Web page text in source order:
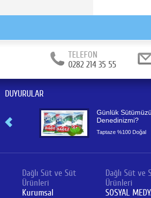
TELEFON
0282 214 35 55
DUYURULAR
Günlük Sütümüzü
Denedinizmi?
Taptaze %100 Doğal
Dağlı Süt ve Süt
Ürünleri
Kurumsal
Dağlı Süt ve
Ürünleri
SOSYAL